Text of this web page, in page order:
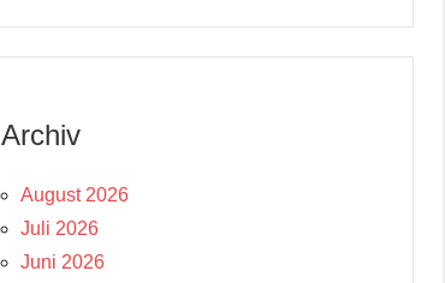
Archiv
August 2026
Juli 2026
Juni 2026